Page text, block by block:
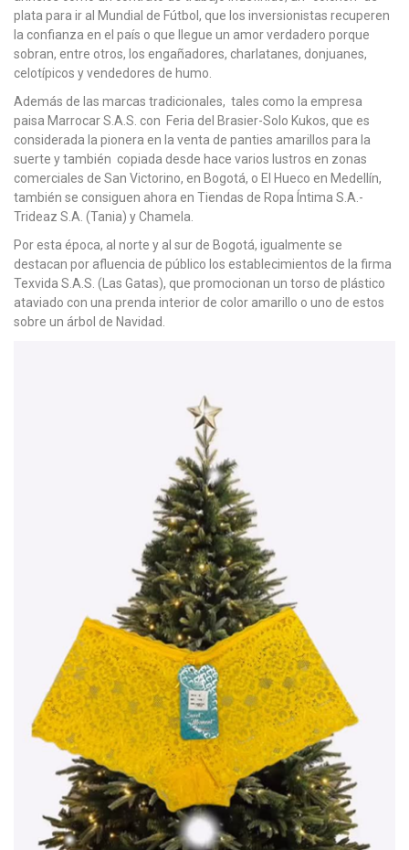
plata para ir al Mundial de Fútbol, que los inversionistas recuperen
la confianza en el país o que llegue un amor verdadero porque
sobran, entre otros, los engañadores, charlatanes, donjuanes,
celotípicos y vendedores de humo.
Además de las marcas tradicionales, tales como la empresa
paisa Marrocar S.A.S. con Feria del Brasier-Solo Kukos, que es
considerada la pionera en la venta de panties amarillos para la
suerte y también copiada desde hace varios lustros en zonas
comerciales de San Victorino, en Bogotá, o El Hueco en Medellín,
también se consiguen ahora en Tiendas de Ropa Íntima S.A.-
Trideaz S.A. (Tania) y Chamela.
Por esta época, al norte y al sur de Bogotá, igualmente se
destacan por afluencia de público los establecimientos de la firma
Texvida S.A.S. (Las Gatas), que promocionan un torso de plástico
ataviado con una prenda interior de color amarillo o uno de estos
sobre un árbol de Navidad.